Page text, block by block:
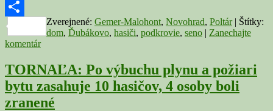
Copy
Link
Share
Zverejnené: Gemer-Malohont, Novohrad, Poltár | Štítky:
dom, Ďubákovo, hasiči, podkrovie, seno | Zanechajte
komentár
TORNAĽA: Po výbuchu plynu a požiari
bytu zasahuje 10 hasičov, 4 osoby boli
zranené